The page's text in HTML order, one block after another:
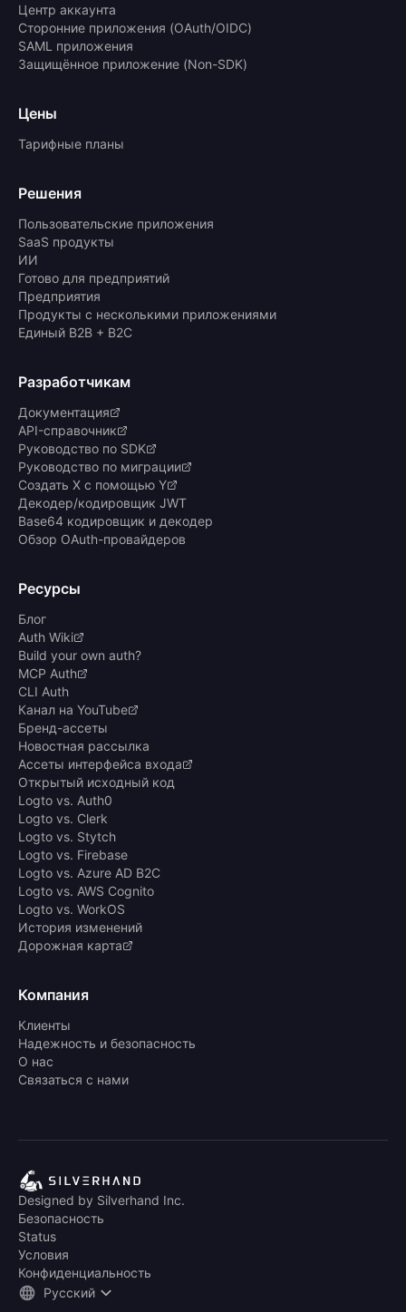
Центр аккаунта
Сторонние приложения (OAuth/OIDC)
SAML приложения
Защищённое приложение (Non-SDK)
Цены
Тарифные планы
Решения
Пользовательские приложения
SaaS продукты
ИИ
Готово для предприятий
Предприятия
Продукты с несколькими приложениями
Единый B2B + B2C
Разработчикам
Документация
API-справочник
Руководство по SDK
Руководство по миграции
Создать X с помощью Y
Декодер/кодировщик JWT
Base64 кодировщик и декодер
Обзор OAuth-провайдеров
Ресурсы
Блог
Auth Wiki
Build your own auth?
MCP Auth
CLI Auth
Канал на YouTube
Бренд-ассеты
Новостная рассылка
Ассеты интерфейса входа
Открытый исходный код
Logto vs. Auth0
Logto vs. Clerk
Logto vs. Stytch
Logto vs. Firebase
Logto vs. Azure AD B2C
Logto vs. AWS Cognito
Logto vs. WorkOS
История изменений
Дорожная карта
Компания
Клиенты
Надежность и безопасность
О нас
Связаться с нами
Designed by Silverhand Inc.
Безопасность
Status
Условия
Конфиденциальность
Русский